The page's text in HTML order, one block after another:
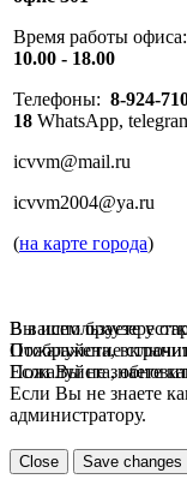
Время работы офиса:
10.00 - 18.00
Телефоны: 8-924-
18 WhatsApp,
icvvm@mail.ru
icvvm2004@ya.ru
(на карте города)
В вашем браузере
Пожалуйста,
Если Вы не знаете
Вы используете
Отображение
Пожалуйста,
Если Вы не знаете
администратору.
Close Save changes